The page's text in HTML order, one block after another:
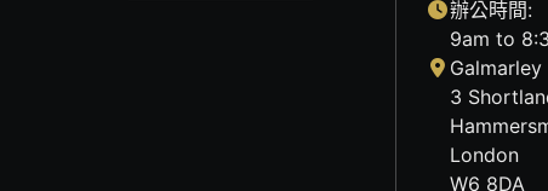
辦公時間:
9am to
3
London
W6 8DA